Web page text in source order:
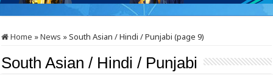
Home »News »South Asian / Hindi / Punjabi (page 9)
South Asian / Hindi / Punjabi